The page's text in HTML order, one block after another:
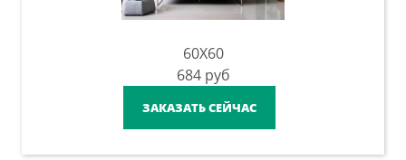
60X60
684 руб
ЗАКАЗАТЬ СЕЙЧАС